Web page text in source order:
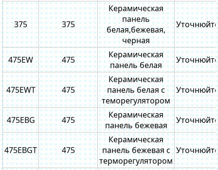
375 375
Керамическая
панель
белая,бежевая,
черная
475EW 475
Керамическая
панель белая
475EWT 475
Керамическая
панель белая с
теморегулятором
475EBG 475
Керамическая
панель бежевая
475EBGT 475
Керамическая
панель бежевая с
терморегулятором